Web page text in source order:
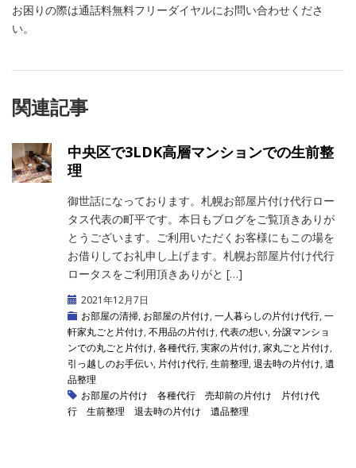
お困りの際は通話料無料フリーダイヤルにお問い合わせくださ
い。
関連記事
中央区で3LDK高層マンションでの生前整
理
御世話になっております。札幌お部屋片付け代行ロー
タス代表の町平です。本日もブログをご覧頂きありが
とうございます。ご利用いただくお客様にもこの場を
お借りしてお礼申し上げます。札幌お部屋片付け代行
ロータスをご利用頂きありがと […]
2021年12月7日
お部屋の清掃, お部屋の片付け, 一人暮らしの片付け代行, 一
軒家丸ごと片付け, 不用品の片付け, 代表の想い, 分譲マンショ
ンでの丸ごと片付け, 各種代行, 実家の片付け, 家丸ごと片付け,
引っ越しのお手伝い, 片付け代行, 生前整理, 退去時の片付け, 遺
品整理
お部屋の片付け
各種代行 売却前の片付け
片付け代
行
生前整理 退去時の片付け 遺品整理